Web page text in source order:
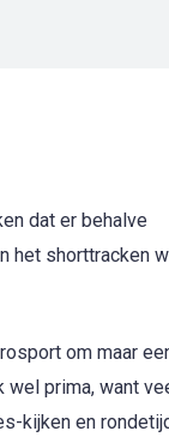
dat er behalve
het shorttracken
om maar
wel prima, want
kijken en